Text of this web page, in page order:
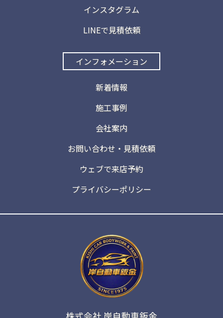
インスタグラム
LINEで見積依頼
インフォメーション
新着情報
施工事例
会社案内
お問い合わせ・見積依頼
ウェブで来店予約
プライバシーポリシー